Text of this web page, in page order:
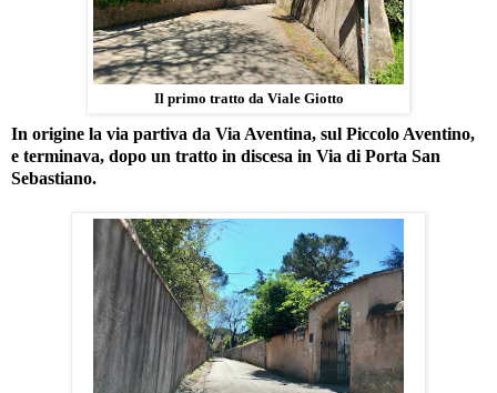
Il primo tratto da Viale Giotto
In origine la via partiva da Via Aventina, sul Piccolo Aventino,
e terminava, dopo un tratto in discesa in Via di Porta San
Sebastiano.